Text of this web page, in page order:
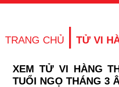
TRANG CHỦ | TỬ VI
XEM TỬ VI HÀNG
TUỔI NGỌ THÁNG 3